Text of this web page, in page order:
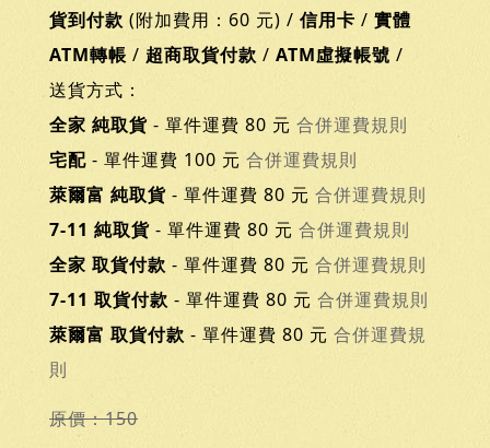
貨到付款 (附加費用：60 元) / 信用卡 / 實體
ATM轉帳 / 超商取貨付款 / ATM虛擬帳號 /
送貨方式：
全家 純取貨 - 單件運費 80 元 合併運費規則
宅配 - 單件運費 100 元 合併運費規則
萊爾富 純取貨 - 單件運費 80 元 合併運費規則
7-11 純取貨 - 單件運費 80 元 合併運費規則
全家 取貨付款 - 單件運費 80 元 合併運費規則
7-11 取貨付款 - 單件運費 80 元 合併運費規則
萊爾富 取貨付款 - 單件運費 80 元 合併運費規
則
原價：150